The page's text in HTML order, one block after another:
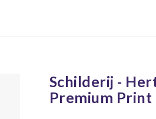
Schilderij -
Premium Print